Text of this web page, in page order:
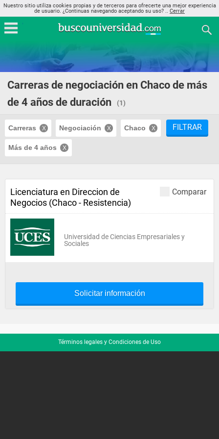
Nuestro sitio utiliza cookies propias y de terceros para ofrecerte una mejor experiencia
de usuario. ¿Continuas navegando aceptando su uso? .. Cerrar
Carreras de negociación en Chaco de más
de 4 años de duración
(1)
Carreras Negociación Chaco
Más de 4 años
FILTRAR
Comparar
Licenciatura en Direccion de
Negocios (Chaco - Resistencia)
Universidad de Ciencias Empresariales y
Sociales
Solicitar información
Términos legales y Condiciones de Uso